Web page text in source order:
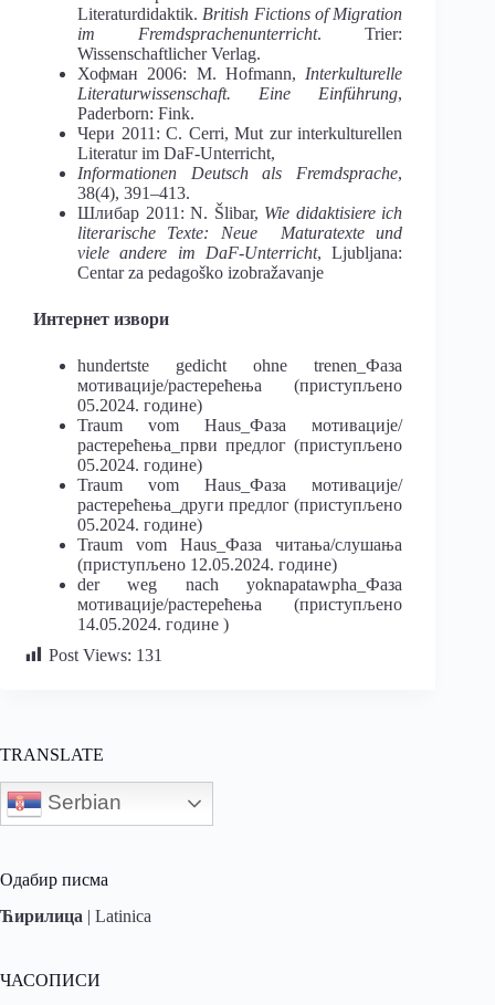
Literaturdidaktik. British Fictions of Migration
im Fremdsprachenunterricht. Trier:
Wissenschaftlicher Verlag.
Хофман 2006: M. Hofmann, Interkulturelle
Literaturwissenschaft. Eine Einführung,
Paderborn: Fink.
Чери 2011: C. Cerri, Mut zur interkulturellen
Literatur im DaF-Unterricht,
Informationen Deutsch als Fremdsprache,
38(4), 391–413.
Шлибар 2011: N. Šlibar, Wie didaktisiere ich
literarische Texte: Neue Maturatexte und
viele andere im DaF-Unterricht, Ljubljana:
Centar za pedagoško izobražavanje
Интернет извори
hundertste gedicht ohne trenen_Фаза
мотивације/растерећења (приступљено
05.2024. године)
Traum vom Haus_Фаза мотивације/
растерећења_први предлог (приступљено
05.2024. године)
Traum vom Haus_Фаза мотивације/
растерећења_други предлог (приступљено
05.2024. године)
Traum vom Haus_Фаза читања/слушања
(приступљено 12.05.2024. године)
der weg nach yoknapatawpha_Фаза
мотивације/растерећења (приступљено
14.05.2024. године )
Post Views: 131
TRANSLATE
Serbian
Одабир писма
Ћирилица | Latinica
ЧАСОПИСИ